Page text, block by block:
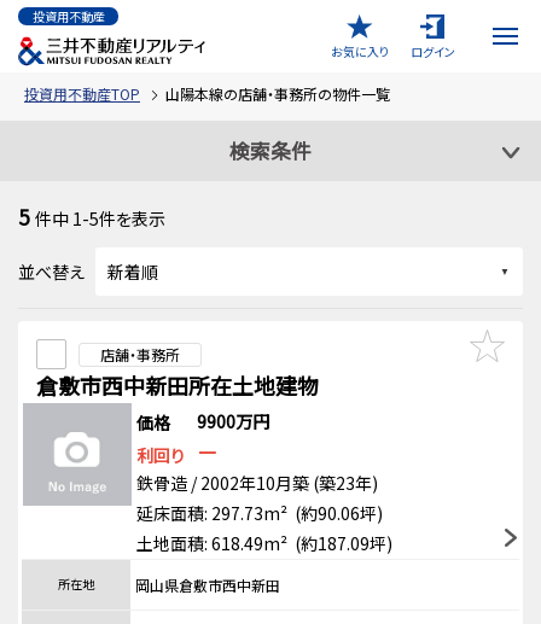
投資用不動産
お気に入り
ログイン
投資用不動産TOP 山陽本線の店舗・事務所の物件一覧
検索条件
5 件中 1-5件を表示
並べ替え
店舗・事務所
倉敷市西中新田所在土地建物
価格
9900万円
利回り
－
鉄骨造 / 2002年10月築 (築23年)
延床面積: 297.73m² (約90.06坪)
土地面積: 618.49m² (約187.09坪)
所在地 岡山県倉敷市西中新田